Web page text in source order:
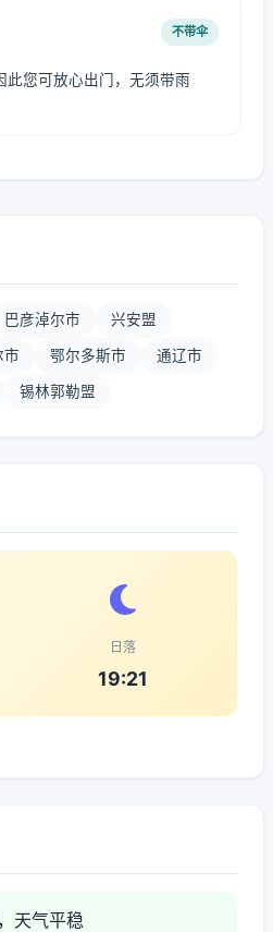
不带伞
此您可放心出门，无须带雨
巴彦淖尔市 兴安盟
市 鄂尔多斯市 通辽市
锡林郭勒盟
日落
19:21
天气平稳